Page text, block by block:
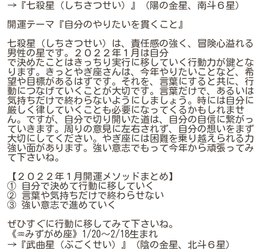
→『七殺星（しちさつせい）』（陽の金星、南斗６星）
開運テーマ『自分のやりたいを貫くこと』
七殺星（しちさつせい）は、責任感の強く、冒険心溢れる
男性の星です。２０２２年１月は自分
で決めたことはきっちり実行に移していく行動力が鍵とな
ります。きっとやぎ座さんは、今年やりたいことなど、希
望や目標があるはずです。それを、言葉にすると共に、行
動につなげていくことが大切です。言葉だけで、あるいは
気持ちだけで終わらないようにしましょう。時には自分に
厳しく律していくことも必要になってくるかもしれませ
ん。ですが、自分で切り開いた道は、自分の自信に繋がっ
ていきます。周りの意見に左右されず、自分の想いをまず
大切にしてください。やぎ座には困難を乗り越えられる力
強い面があります。強い意志でもって今年から頑張ってみ
て下さいね。
【２０２２年１月開運メソッドまとめ】
① 自分で決めて行動に移していく
② 言葉や気持ちだけで終わらせない
③ 強い意志で進めていく
ぜひすぐに行動に移してみて下さいね。
《♒みずがめ座》1/20～2/18生まれ
→『武曲星（ぶごくせい）』（陰の金星、北斗６星）